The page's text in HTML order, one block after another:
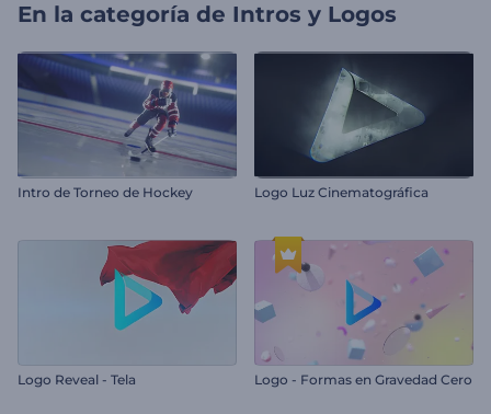
En la categoría de Intros y Logos
Intro de Torneo de Hockey Logo Luz Cinematográfica
Logo Reveal - Tela Logo - Formas en Gravedad Cero